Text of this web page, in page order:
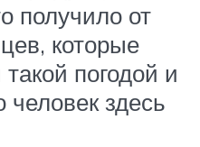
получило от
которые
погодой и
здесь